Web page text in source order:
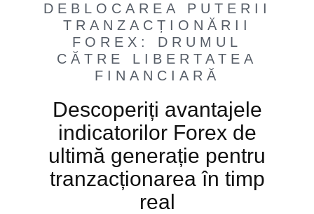
DEBLOCAREA PUTERII
TRANZACȚIONĂRII
FOREX: DRUMUL
CĂTRE LIBERTATEA
FINANCIARĂ
Descoperiți avantajele
indicatorilor Forex de
ultimă generație pentru
tranzacționarea în timp
real